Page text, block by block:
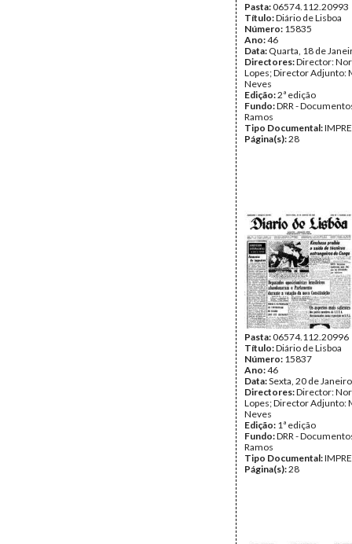
Pasta:06574.112.20993
Título:Diário de Lisboa
Número: 15835
Ano:46
Data: Quarta, 18 de
Directores:Director:
Lopes; Director Adjunto:
Neves
Edição:2ª edição
Fundo:DRR -
Ramos
Tipo Documental:
Página(s):28
Pasta:06574.112.20996
Título:Diário de Lisboa
Número: 15837
Ano:46
Data:Sexta, 20 de
Directores:Director:
Lopes; Director Adjunto:
Neves
Edição: 1ª edição
Fundo:DRR -
Ramos
Tipo Documental:
Página(s):28